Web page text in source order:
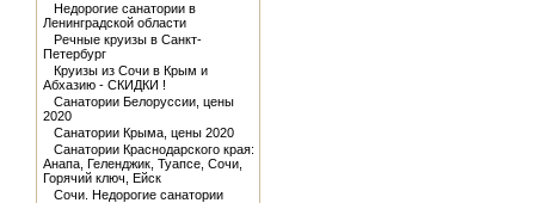
Недорогие санатории в
Ленинградской области
Речные круизы в Санкт-
Петербург
Круизы из Сочи в Крым и
Абхазию - СКИДКИ !
Санатории Белоруссии, цены
2020
Санатории Крыма, цены 2020
Санатории Краснодарского края:
Анапа, Геленджик, Туапсе, Сочи,
Горячий ключ, Ейск
Сочи. Недорогие санатории